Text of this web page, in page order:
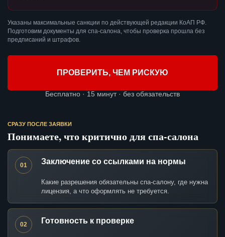
Указаны максимальные санкции по действующей редакции КоАП РФ.
Подготовим документы для спа-салона, чтобы проверка прошла без
предписаний и штрафов.
ПРОВЕРИТЬ, ЧЕМ РИСКУЮ
Бесплатно · 15 минут · без обязательств
СРАЗУ ПОСЛЕ ЗАЯВКИ
Понимаете, что критично для спа-салона
01 Заключение со ссылками на нормы
Какие разрешения обязательны спа-салону, где нужна
лицензия, а что оформлять не требуется.
02 Готовность к проверке